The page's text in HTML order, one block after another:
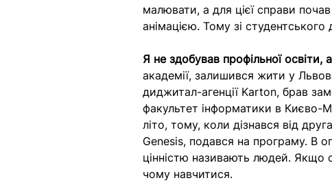
малювати, а для цієї справи
анімацією. Тому зі студентського
Я не здобував профільної освіти,
академії, залишився жити у
диджитал-агенції Karton, брав
факультет інформатики в Києво-
літо, тому, коли дізнався від
Genesis, подався на програму. В
цінністю називають людей. Якщо
чому навчитися.